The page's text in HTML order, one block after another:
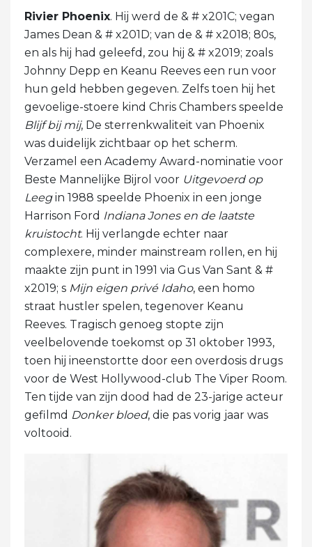
Rivier Phoenix. Hij werd de & # x201C; vegan
James Dean & # x201D; van de & # x2018; 80s,
en als hij had geleefd, zou hij & # x2019; zoals
Johnny Depp en Keanu Reeves een run voor
hun geld hebben gegeven. Zelfs toen hij het
gevoelige-stoere kind Chris Chambers speelde
Blijf bij mij, De sterrenkwaliteit van Phoenix
was duidelijk zichtbaar op het scherm.
Verzamel een Academy Award-nominatie voor
Beste Mannelijke Bijrol voor Uitgevoerd op
Leegin 1988 speelde Phoenix in een jonge
Harrison Ford Indiana Jones en de laatste
kruistocht. Hij verlangde echter naar
complexere, minder mainstream rollen, en hij
maakte zijn punt in 1991 via Gus Van Sant & #
x2019; s Mijn eigen privé Idaho, een homo
straat hustler spelen, tegenover Keanu
Reeves. Tragisch genoeg stopte zijn
veelbelovende toekomst op 31 oktober 1993,
toen hij ineenstortte door een overdosis drugs
voor de West Hollywood-club The Viper Room.
Ten tijde van zijn dood had de 23-jarige acteur
gefilmd Donker bloed, die pas vorig jaar was
voltooid.